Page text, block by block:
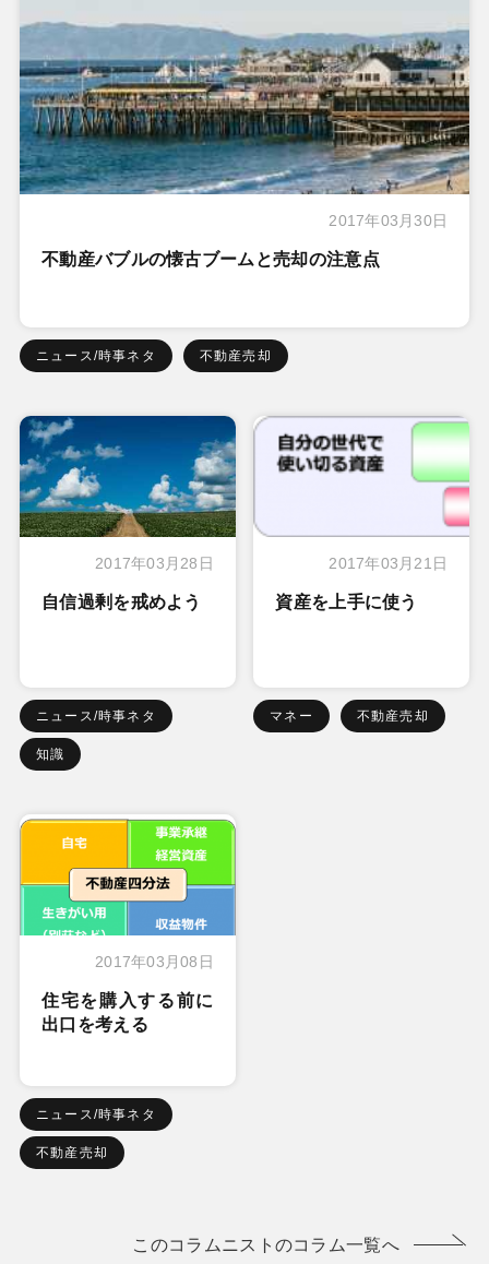
2017年03月30日
不動産バブルの懐古ブームと売却の注意点
ニュース/時事ネタ 不動産売却
2017年03月28日
自信過剰を戒めよう
ニュース/時事ネタ
知識
2017年03月21日
資産を上手に使う
マネー 不動産売却
2017年03月08日
住宅を購入する前に
出口を考える
ニュース/時事ネタ
不動産売却
このコラムニストのコラム一覧へ